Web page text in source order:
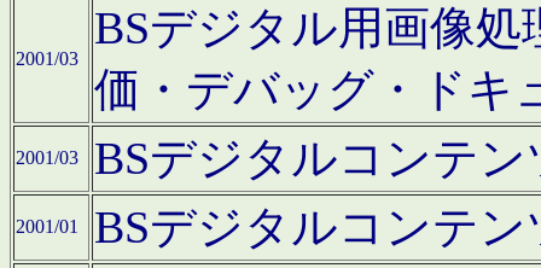
2001/03
BSデジタル用画像
価・デバッグ・ドキ
2001/03 BSデジタルコンテ
2001/01 BSデジタルコンテ